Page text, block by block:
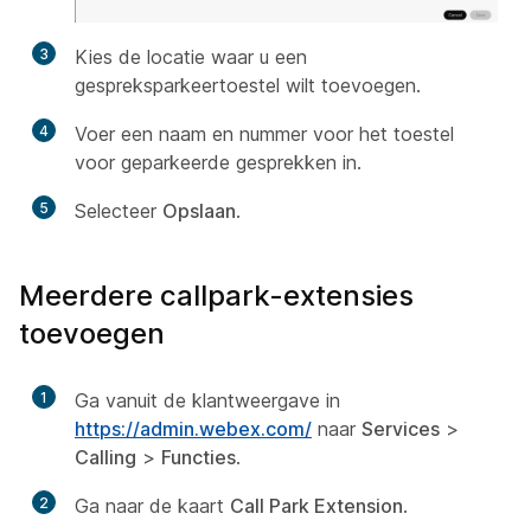
3
Kies de locatie waar u een
gespreksparkeertoestel wilt toevoegen.
4
Voer een naam en nummer voor het toestel
voor geparkeerde gesprekken in.
5 Selecteer Opslaan.
Meerdere callpark-extensies
toevoegen
1
Ga vanuit de klantweergave in
https://admin.webex.com/ naar Services >
Calling > Functies.
2 Ga naar de kaart Call Park Extension.